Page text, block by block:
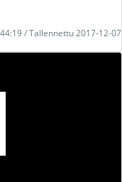
/ Tallennettu 2017-12-07